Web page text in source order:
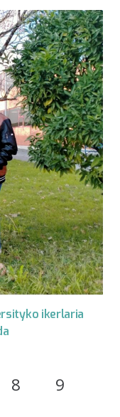
ikerlaria
8 9